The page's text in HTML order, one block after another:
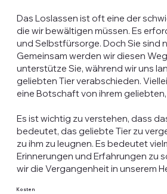
Das Loslassen ist oft eine der
die wir bewältigen müssen. Es
und Selbstfürsorge. Doch Sie sind
Gemeinsam werden wir diesen
unterstütze Sie, während wir uns
geliebten Tier verabschieden.
eine Botschaft von ihrem
Es ist wichtig zu verstehen, dass
bedeutet, das geliebte Tier zu
zu ihm zu leugnen. Es bedeutet
Erinnerungen und Erfahrungen zu
wir die Vergangenheit in unserem
Kosten